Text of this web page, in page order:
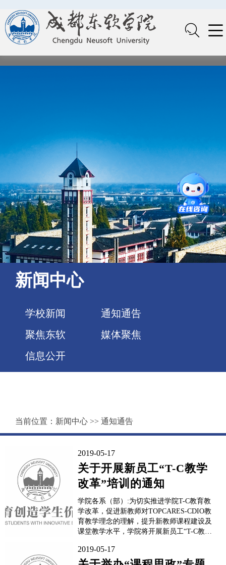
新闻中心
学校新闻
通知通告
聚焦东软
媒体聚焦
信息公开
当前位置： 新闻中心 >> 通知通告
2019-05-17
关于开展新员工“T-C教学
改革”培训的通知
学院各系（部）:为切实推进学院T-C教育教
学改革，促进新教师对TOPCARES-CDIO教
育教学理念的理解，提升新教师课程建设及
课堂教学水平，学院将开展新员工“T-C教学
1.培训时间：2019年5月21日（星期二）下
午16:30；2.地点：A3104国际报告厅;3.主讲
2019-05-17